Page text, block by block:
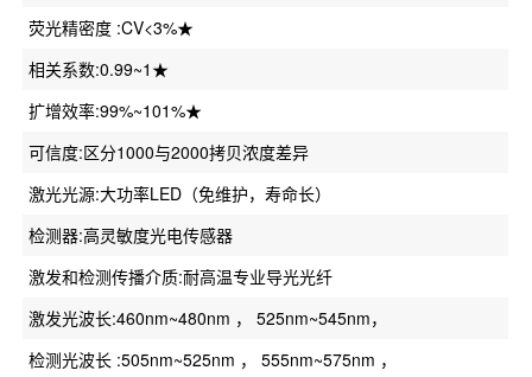
荧光精密度 :CV<3%★
相关系数:0.99~1★
扩增效率:99%~101%★
可信度:区分1000与2000拷贝浓度差异
激光光源:大功率LED（免维护，寿命长）
检测器:高灵敏度光电传感器
激发和检测传播介质:耐高温专业导光光纤
激发光波长:460nm~480nm ， 525nm~545nm，
检测光波长 :505nm~525nm ， 555nm~575nm ，